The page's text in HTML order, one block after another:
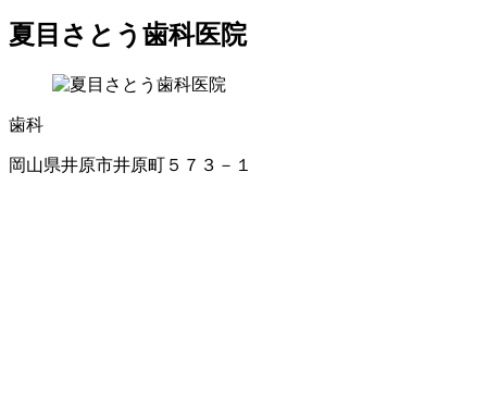
夏目さとう歯科医院
歯科
岡山県井原市井原町５７３－１